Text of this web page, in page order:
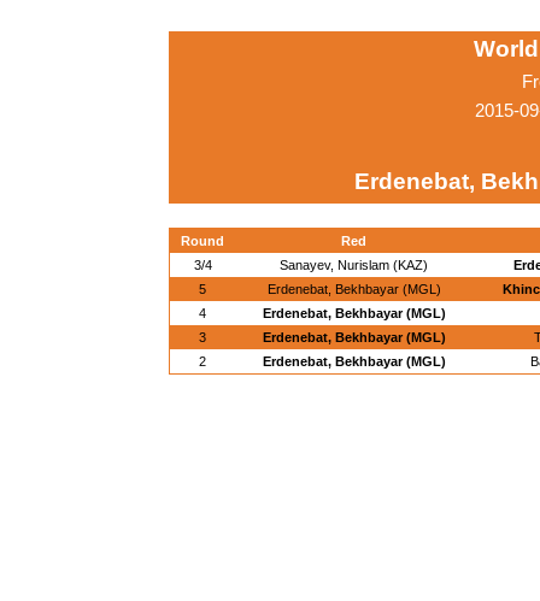
2015-
Erdenebat,
Round
Red
3/4
Sanayev, Nurislam (KAZ)
5
Erdenebat, Bekhbayar (MGL)
4
Erdenebat, Bekhbayar (MGL)
3
Erdenebat, Bekhbayar (MGL)
2
Erdenebat, Bekhbayar (MGL)